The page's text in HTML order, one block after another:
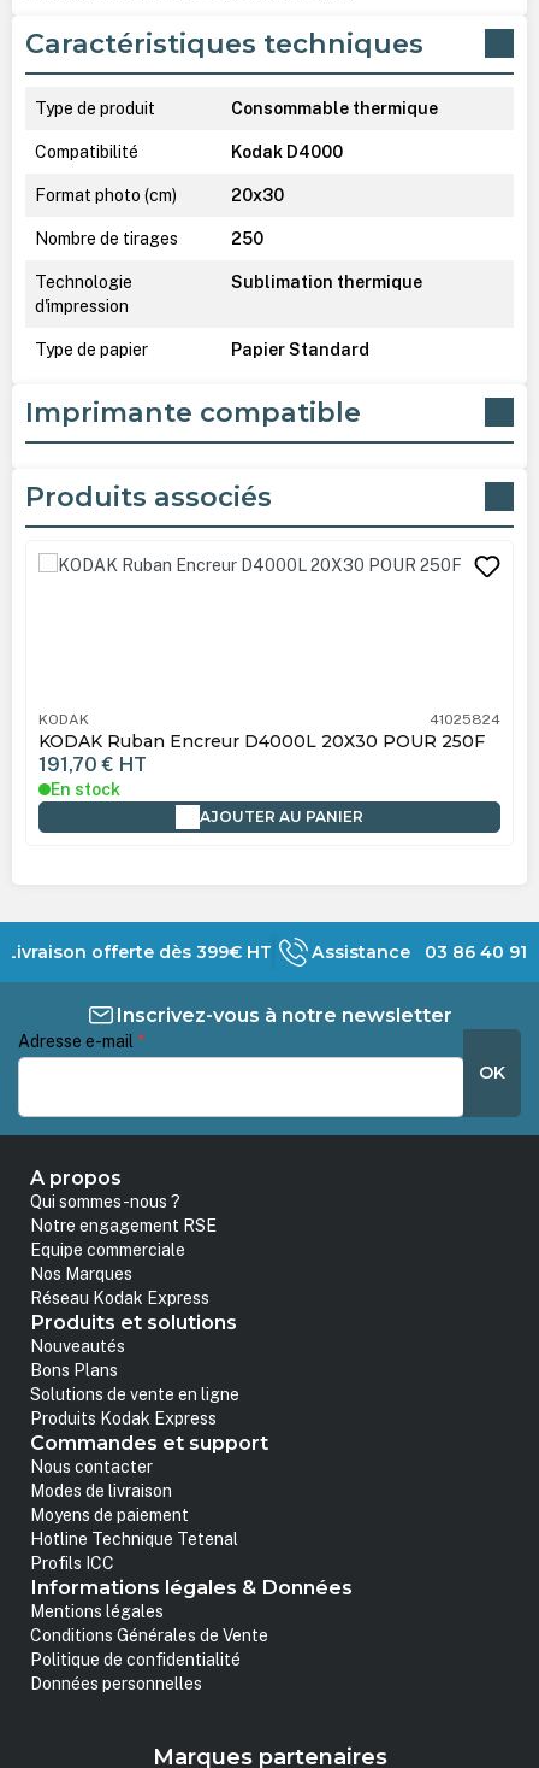
Caractéristiques techniques
Type de produit Consommable thermique
Compatibilité Kodak D4000
Format photo (cm) 20x30
Nombre de tirages 250
Technologie
d'impression
Sublimation thermique
Type de papier Papier Standard
Imprimante compatible
Produits associés
Ignorer la galerie de produits
KODAK 41025824
KODAK Ruban Encreur D4000L 20X30 POUR 250F
191,70 € HT
En stock
AJOUTER AU PANIER
Livraison offerte dès 399€ HT Assistance 03 86 40 91
Inscrivez-vous à notre newsletter
Adresse e-mail *
OK
A propos
Qui sommes-nous ?
Notre engagement RSE
Equipe commerciale
Nos Marques
Réseau Kodak Express
Produits et solutions
Nouveautés
Bons Plans
Solutions de vente en ligne
Produits Kodak Express
Commandes et support
Nous contacter
Modes de livraison
Moyens de paiement
Hotline Technique Tetenal
Profils ICC
Informations légales & Données
Mentions légales
Conditions Générales de Vente
Politique de confidentialité
Données personnelles
Marques partenaires